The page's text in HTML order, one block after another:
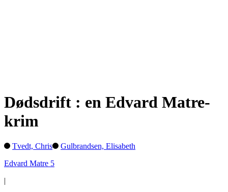
Dødsdrift : en Edvard Matre-
krim
Tvedt, Chris
Gulbrandsen, Elisabeth
Edvard Matre 5
|